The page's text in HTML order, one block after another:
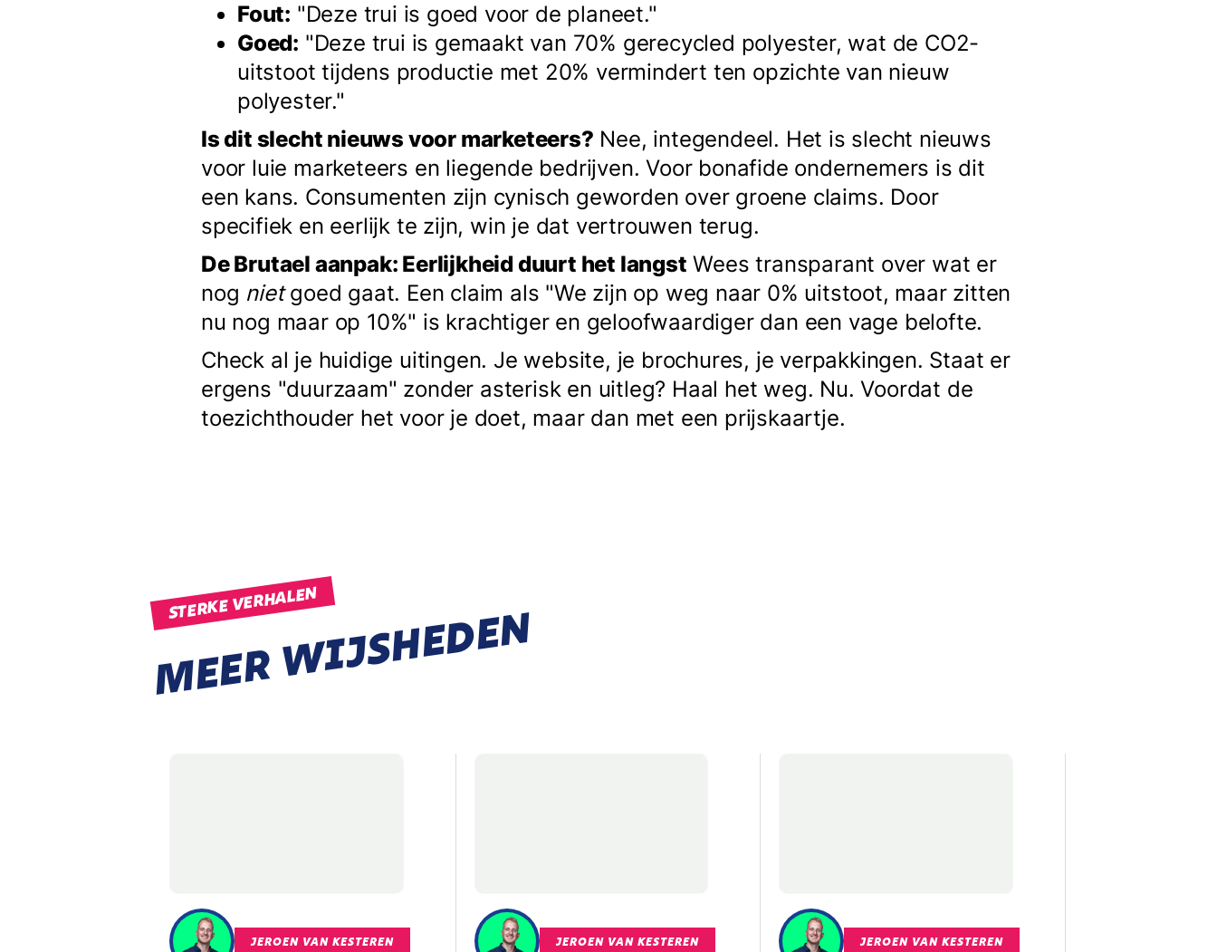
Fout: "Deze trui is goed voor de planeet."
Goed: "Deze trui is gemaakt van 70% gerecycled polyester, wat de CO2-
uitstoot tijdens productie met 20% vermindert ten opzichte van nieuw
polyester."
Is dit slecht nieuws voor marketeers? Nee, integendeel. Het is slecht nieuws
voor luie marketeers en liegende bedrijven. Voor bonafide ondernemers is dit
een kans. Consumenten zijn cynisch geworden over groene claims. Door
specifiek en eerlijk te zijn, win je dat vertrouwen terug.
De Brutael aanpak: Eerlijkheid duurt het langst Wees transparant over wat er
nog nietgoed gaat. Een claim als "We zijn op weg naar 0% uitstoot, maar zitten
nu nog maar op 10%" is krachtiger en geloofwaardiger dan een vage belofte.
Check al je huidige uitingen. Je website, je brochures, je verpakkingen. Staat er
ergens "duurzaam" zonder asterisk en uitleg? Haal het weg. Nu. Voordat de
toezichthouder het voor je doet, maar dan met een prijskaartje.
STERKE VERHALEN
MEER WIJSHEDEN
JEROEN VAN KESTEREN JEROEN VAN KESTEREN JEROEN VAN KESTEREN